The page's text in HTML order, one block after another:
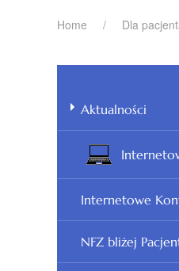
Home Dla
Aktualności
Internetowe
NFZ bliżej